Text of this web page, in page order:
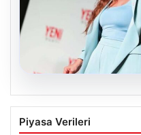
Yeni Parti Manisa
Özalper Rüşvet
Piyasa Verileri